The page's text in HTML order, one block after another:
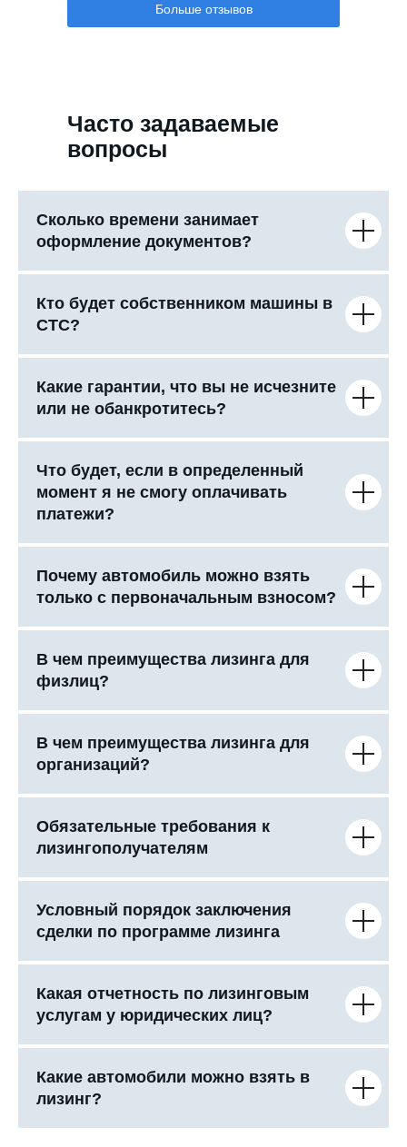
Больше отзывов
Часто задаваемые
вопросы
Сколько времени занимает
оформление документов?
Кто будет собственником машины в
СТС?
Какие гарантии, что вы не исчезните
или не обанкротитесь?
Что будет, если в определенный
момент я не смогу оплачивать
платежи?
Почему автомобиль можно взять
только с первоначальным взносом?
В чем преимущества лизинга для
физлиц?
В чем преимущества лизинга для
организаций?
Обязательные требования к
лизингополучателям
Условный порядок заключения
сделки по программе лизинга
Какая отчетность по лизинговым
услугам у юридических лиц?
Какие автомобили можно взять в
лизинг?